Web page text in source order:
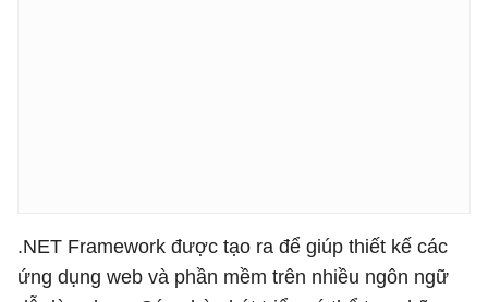
.NET Framework được tạo ra để giúp thiết kế các
ứng dụng web và phần mềm trên nhiều ngôn ngữ